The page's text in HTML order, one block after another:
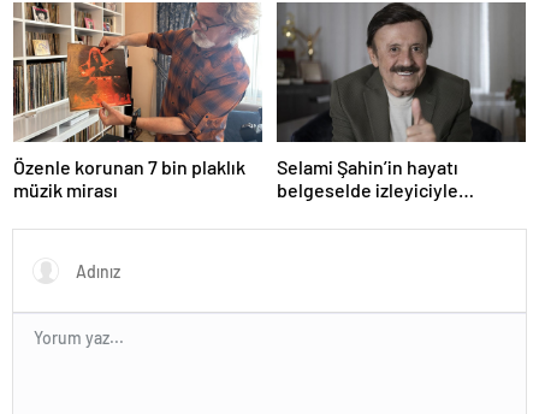
Özenle korunan 7 bin plaklık
müzik mirası
Selami Şahin’in hayatı
belgeselde izleyiciyle